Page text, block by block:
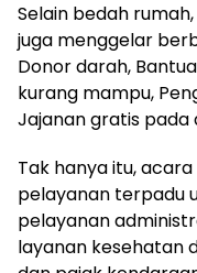
Selain bedah
juga menggelar
Donor darah,
kurang mampu,
Jajanan gratis pada
Tak hanya itu,
pelayanan terpadu
pelayanan
layanan kesehatan